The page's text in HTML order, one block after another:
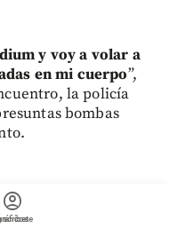
account_circle
y voy a volar a
en mi cuerpo”,
la policía
bombas
de explosivos,